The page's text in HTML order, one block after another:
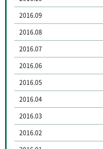
2016.09
2016.08
2016.07
2016.06
2016.05
2016.04
2016.03
2016.02